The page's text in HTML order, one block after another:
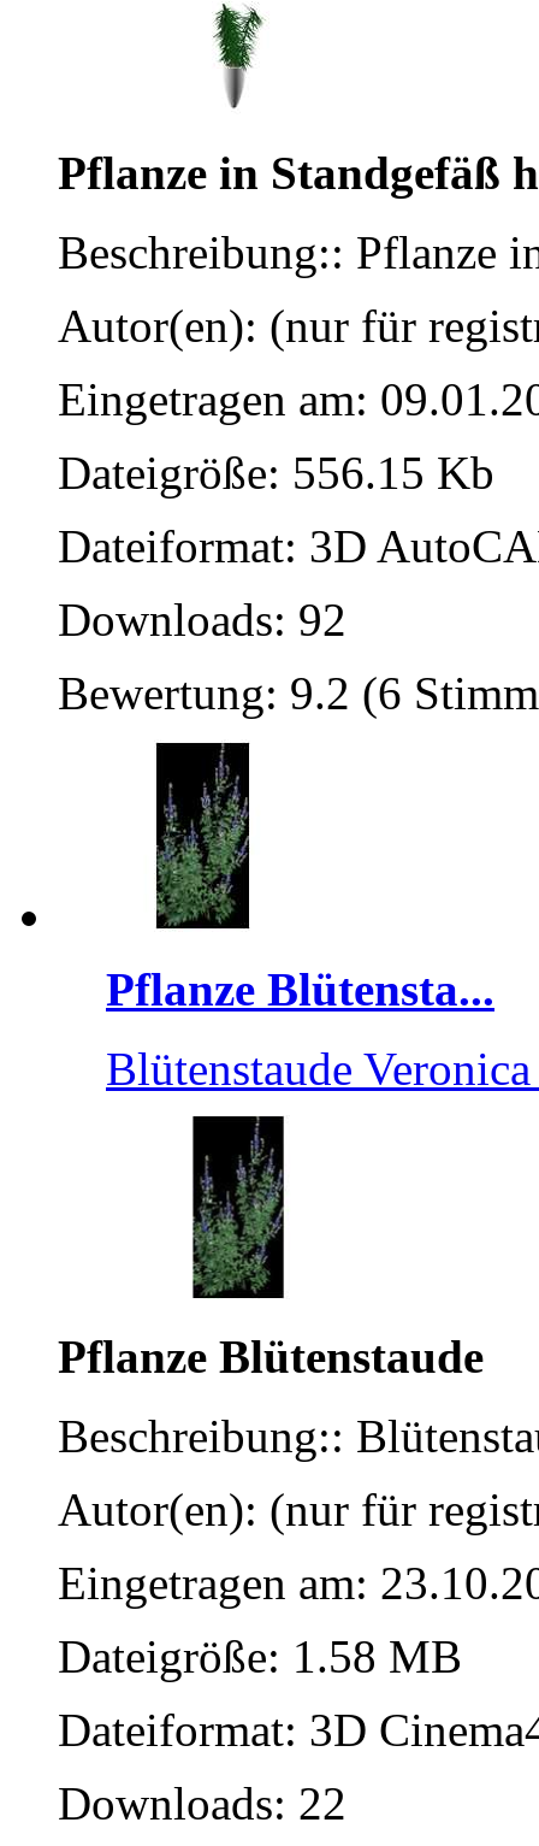
Pflanze in Standgefäß
Beschreibung:: Pflanze
Autor(en): (nur für
Eingetragen am:
Dateigröße: 556.15 Kb
Dateiformat: 3D
Downloads: 92
Bewertung: 9.2 (6
Pflanze Blütensta...
Blütenstaude
Pflanze Blütenstaude
Beschreibung::
Autor(en): (nur für
Eingetragen am:
Dateigröße: 1.58 MB
Dateiformat: 3D
Downloads: 22